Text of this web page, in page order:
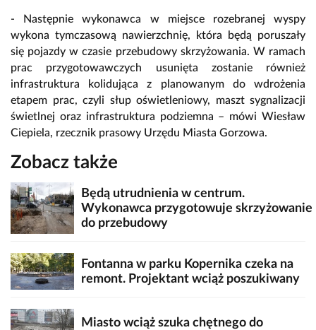
- Następnie wykonawca w miejsce rozebranej wyspy
wykona tymczasową nawierzchnię, która będą poruszały
się pojazdy w czasie przebudowy skrzyżowania. W ramach
prac przygotowawczych usunięta zostanie również
infrastruktura kolidująca z planowanym do wdrożenia
etapem prac, czyli słup oświetleniowy, maszt sygnalizacji
świetlnej oraz infrastruktura podziemna – mówi Wiesław
Ciepiela, rzecznik prasowy Urzędu Miasta Gorzowa.
Zobacz także
Będą utrudnienia w centrum.
Wykonawca przygotowuje skrzyżowanie
do przebudowy
Fontanna w parku Kopernika czeka na
remont. Projektant wciąż poszukiwany
Miasto wciąż szuka chętnego do